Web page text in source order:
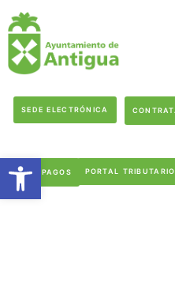
SEDE ELECTRÓNICA
PAGOS PORTAL TRIBUTARIO
Abrir barra de herramientas